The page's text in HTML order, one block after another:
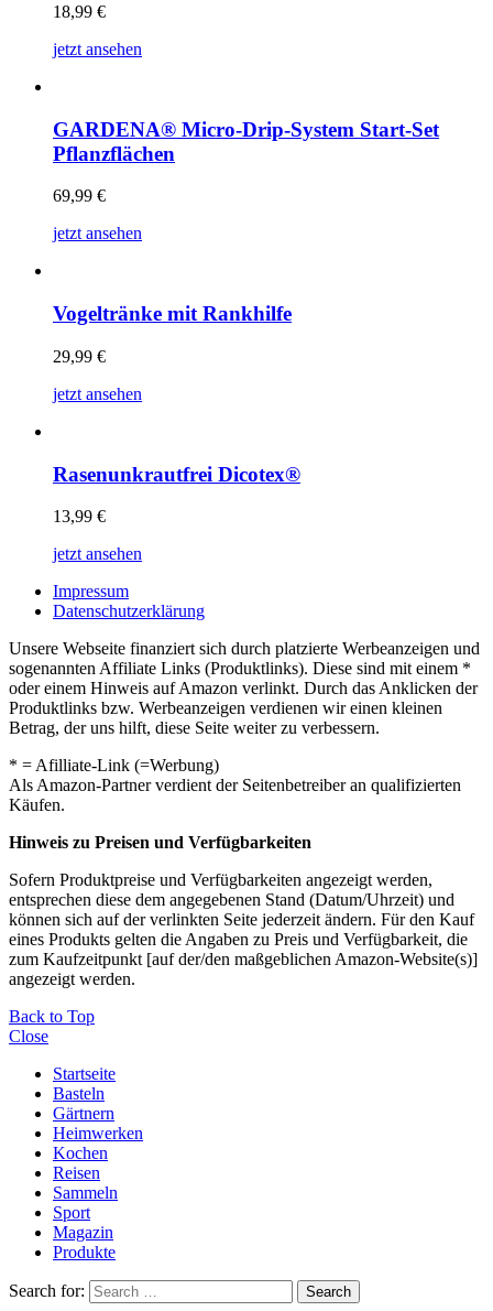
18,99 €
jetzt ansehen
GARDENA® Micro-Drip-System Start-Set
Pflanzflächen
69,99 €
jetzt ansehen
Vogeltränke mit Rankhilfe
29,99 €
jetzt ansehen
Rasenunkrautfrei Dicotex®
13,99 €
jetzt ansehen
Impressum
Datenschutzerklärung
Unsere Webseite finanziert sich durch platzierte Werbeanzeigen und
sogenannten Affiliate Links (Produktlinks). Diese sind mit einem *
oder einem Hinweis auf Amazon verlinkt. Durch das Anklicken der
Produktlinks bzw. Werbeanzeigen verdienen wir einen kleinen
Betrag, der uns hilft, diese Seite weiter zu verbessern.
* = Afilliate-Link (=Werbung)
Als Amazon-Partner verdient der Seitenbetreiber an qualifizierten
Käufen.
Hinweis zu Preisen und Verfügbarkeiten
Sofern Produktpreise und Verfügbarkeiten angezeigt werden,
entsprechen diese dem angegebenen Stand (Datum/Uhrzeit) und
können sich auf der verlinkten Seite jederzeit ändern. Für den Kauf
eines Produkts gelten die Angaben zu Preis und Verfügbarkeit, die
zum Kaufzeitpunkt [auf der/den maßgeblichen Amazon-Website(s)]
angezeigt werden.
Back to Top
Close
Startseite
Basteln
Gärtnern
Heimwerken
Kochen
Reisen
Sammeln
Sport
Magazin
Produkte
Search for: Search